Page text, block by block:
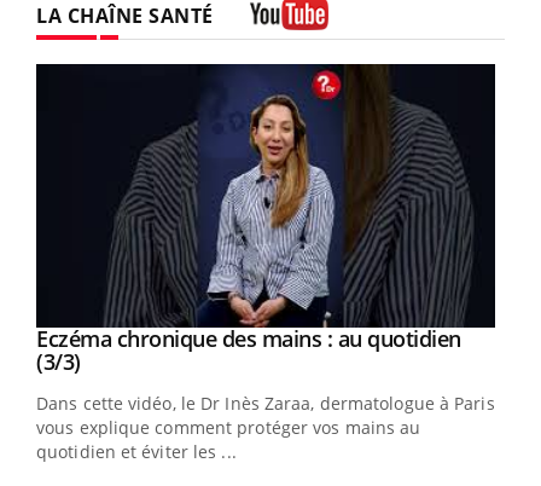
LA CHAÎNE SANTÉ
Youtube
Youtube
Eczéma chronique des mains : au quotidien
(3/3)Youtube
Dans cette vidéo, le Dr Inès Zaraa, dermatologue à Paris,
vous explique comment protéger vos mains au
quotidien et éviter les ...